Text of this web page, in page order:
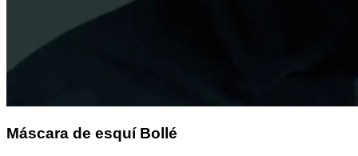
Máscara de esquí Bollé